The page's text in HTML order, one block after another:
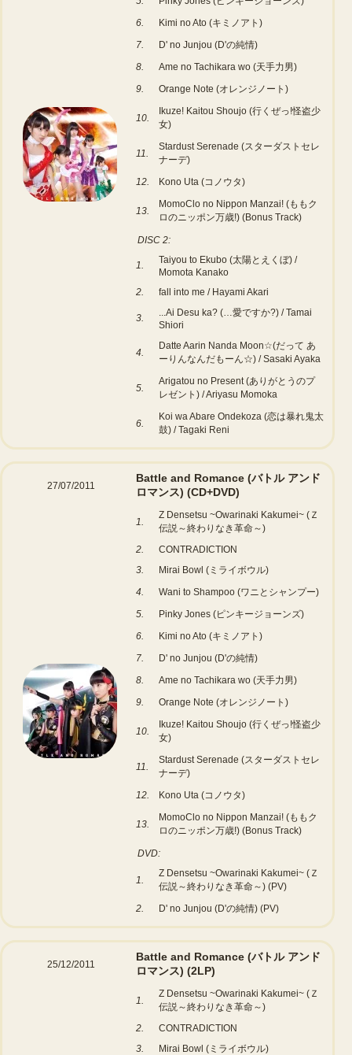
6.
Kimi no Ato (キミノアト)
7.
D' no Junjou (D'の純情)
8.
Ame no Tachikara wo (天手力男)
9.
Orange Note (オレンジノート)
10.
Ikuze! Kaitou Shoujo (行くぜっ!怪盗少
女)
11.
Stardust Serenade (スターダストセレ
ナーデ)
12.
Kono Uta (コノウタ)
13.
MomoClo no Nippon Manzai! (ももク
ロのニッポン万歳!) (Bonus Track)
DISC 2:
1.
Taiyou to Ekubo (太陽とえくぼ) /
Momota Kanako
2.
fall into me / Hayami Akari
3.
...Ai Desu ka? (…愛ですか?) / Tamai
Shiori
4.
Datte Aarin Nanda Moon☆(だって あ
ーりんなんだもーん☆) / Sasaki Ayaka
5.
Arigatou no Present (ありがとうのプ
レゼント) / Ariyasu Momoka
6.
Koi wa Abare Ondekoza (恋は暴れ鬼太
鼓) / Tagaki Reni
27/07/2011
Battle and Romance (バトル アンド
ロマンス) (CD+DVD)
1.
Z Densetsu ~Owarinaki Kakumei~ (Ｚ
伝説～終わりなき革命～)
2.
CONTRADICTION
3.
Mirai Bowl (ミライボウル)
4.
Wani to Shampoo (ワニとシャンプー)
5.
Pinky Jones (ピンキージョーンズ)
6.
Kimi no Ato (キミノアト)
7.
D' no Junjou (D'の純情)
8.
Ame no Tachikara wo (天手力男)
9.
Orange Note (オレンジノート)
10.
Ikuze! Kaitou Shoujo (行くぜっ!怪盗少
女)
11.
Stardust Serenade (スターダストセレ
ナーデ)
12.
Kono Uta (コノウタ)
13.
MomoClo no Nippon Manzai! (ももク
ロのニッポン万歳!) (Bonus Track)
DVD:
1.
Z Densetsu ~Owarinaki Kakumei~ (Ｚ
伝説～終わりなき革命～) (PV)
2.
D' no Junjou (D'の純情) (PV)
25/12/2011
Battle and Romance (バトル アンド
ロマンス) (2LP)
1.
Z Densetsu ~Owarinaki Kakumei~ (Ｚ
伝説～終わりなき革命～)
2.
CONTRADICTION
3.
Mirai Bowl (ミライボウル)